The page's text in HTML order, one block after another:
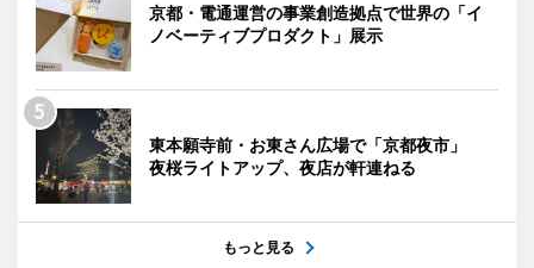
京都・電通運営の事業創造拠点で世界の「イ
ノベーティブプロダクト」展示
東本願寺前・お東さん広場で「京都夜市」
夜桜ライトアップ、夜店が軒連ねる
もっと見る